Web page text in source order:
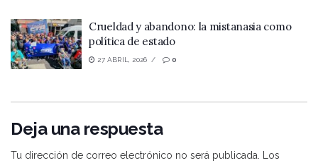
Crueldad y abandono: la mistanasia como
política de estado
27 ABRIL, 2026 0
Deja una respuesta
Tu dirección de correo electrónico no será publicada.
Los